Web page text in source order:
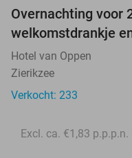
Overnachting voor
welkomstdrankje
Hotel van Oppen
Zierikzee
Verkocht: 233
Excl. ca. €1,83